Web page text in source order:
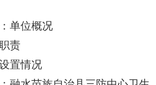
单位概况
责
置情况